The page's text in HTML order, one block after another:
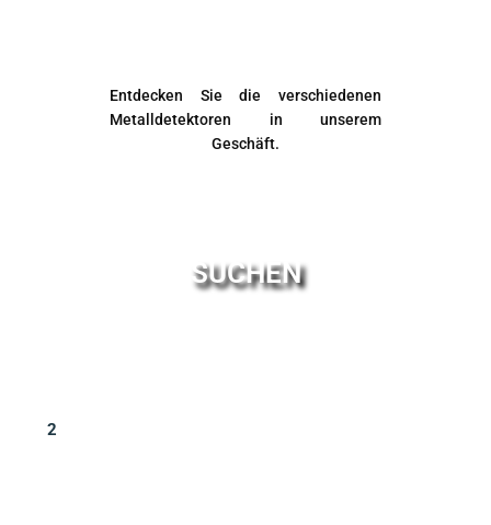
Entdecken Sie die verschiedenen
Metalldetektoren in unserem
Geschäft.
SUCHEN
2